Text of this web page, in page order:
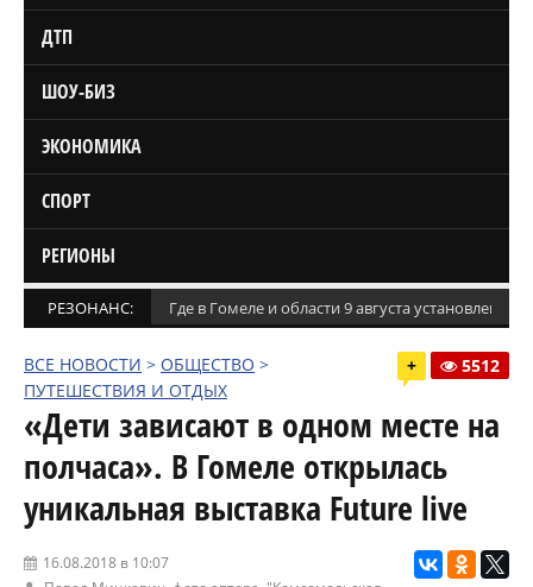
ДТП
ШОУ-БИЗ
ЭКОНОМИКА
СПОРТ
РЕГИОНЫ
РЕЗОНАНС: Где в Гомеле и области 9 августа установлены
ВСЕ НОВОСТИ > ОБЩЕСТВО >
ПУТЕШЕСТВИЯ И ОТДЫХ
+ 5512
«Дети зависают в одном месте на
полчаса». В Гомеле открылась
уникальная выставка Future live
16.08.2018 в 10:07